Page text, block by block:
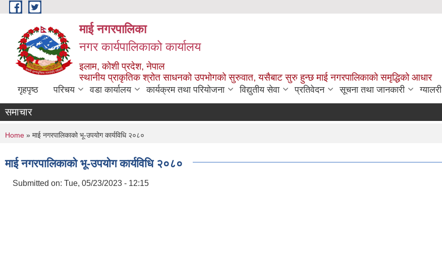
Skip to main content
माई नगरपालिका
नगर कार्यपालिकाको कार्यालय
इलाम, कोशी प्रदेश, नेपाल
स्थानीय प्राकृतिक श्रोत साधनको उपभोगको सुरुवात, यसैबाट सुरु हुन्छ माई नगरपालिकाको समृद्धिको आधार
गृहपृष्ठ परिचय वडा कार्यालय कार्यक्रम तथा परियोजना विद्युतीय सेवा प्रतिवेदन सूचना तथा जानकारी ग्यालरी
समाचार
You are here
Home » माई नगरपालिकाको भू-उपयोग कार्यविधि २०८०
माई नगरपालिकाको भू-उपयोग कार्यविधि २०८०
Submitted on: Tue, 05/23/2023 - 12:15